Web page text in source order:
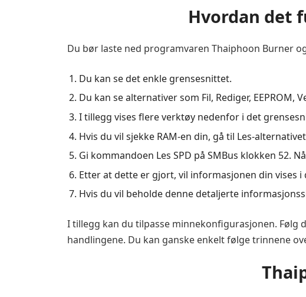
Hvordan det
Du bør laste ned programvaren Thaiphoon Burner
Du kan se det enkle grensesnittet.
Du kan se alternativer som Fil, Rediger, EEPROM,
I tillegg vises flere verktøy nedenfor i det
Hvis du vil sjekke RAM-en din, gå til Les-
Gi kommandoen Les SPD på SMBus klokken 52.
Etter at dette er gjort, vil informasjonen din vises
Hvis du vil beholde denne detaljerte
I tillegg kan du tilpasse minnekonfigurasjonen.
handlingene. Du kan ganske enkelt følge trinnene